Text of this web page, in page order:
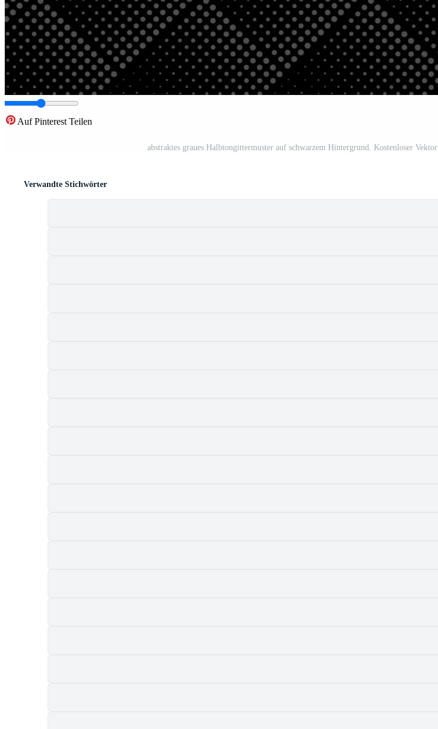
Auf Pinterest Teilen
abstraktes graues Halbtongittermuster auf schwarzem Hintergrund. Kostenloser Vektor
Verwandte Stichwörter